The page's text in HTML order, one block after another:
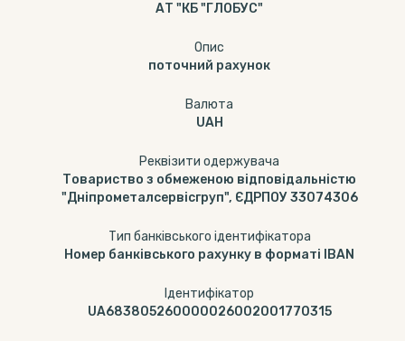
АТ "КБ "ГЛОБУС"
Опис
поточний рахунок
Валюта
UAH
Реквізити одержувача
Товариство з обмеженою відповідальністю
"Дніпрометалсервісгруп", ЄДРПОУ 33074306
Тип банківського ідентифікатора
Номер банківського рахунку в форматі IBAN
Ідентифікатор
UA683805260000026002001770315